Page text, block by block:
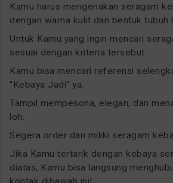
Kamu harus mengenakan seragam
dengan warna kulit dan bentuk tubuh
Untuk Kamu yang ingin mencari
sesuai dengan kriteria tersebut.
Kamu bisa mencari referensi
"Kebaya Jadi" ya.
Tampil mempesona, elegan, dan
loh.
Segera order dan miliki seragam
Jika Kamu tertarik dengan kebaya
diatas, Kamu bisa langsung